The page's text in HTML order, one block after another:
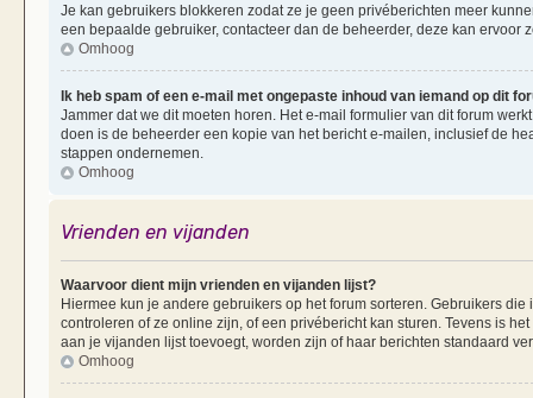
Je kan gebruikers blokkeren zodat ze je geen privéberichten meer
een bepaalde gebruiker, contacteer dan de beheerder, deze kan ervoor
Omhoog
Ik heb spam of een e-mail met ongepaste inhoud van iemand op dit
Jammer dat we dit moeten horen. Het e-mail formulier van dit forum
doen is de beheerder een kopie van het bericht e-mailen, inclusief de
stappen ondernemen.
Omhoog
Vrienden en vijanden
Waarvoor dient mijn vrienden en vijanden lijst?
Hiermee kun je andere gebruikers op het forum sorteren. Gebruikers
controleren of ze online zijn, of een privébericht kan sturen. Tevens is
aan je vijanden lijst toevoegt, worden zijn of haar berichten standaard
Omhoog